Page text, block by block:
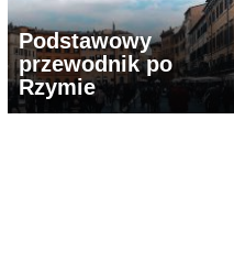
Podstawowy
przewodnik po
Rzymie